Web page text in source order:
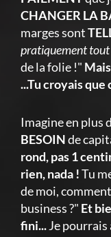
CHANGER LA
marges sont
pratiquement tout
de la folie !"
...Tu croyais
Imagine en plus
BESOINde
rond, pas 1
rien, nada !Tu
de moi,
business ?" Et
fini...Je pourrais